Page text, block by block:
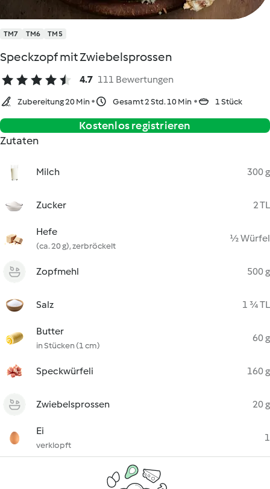
TM7 TM6 TM5
Speckzopf mit Zwiebelsprossen
4.7 111 Bewertungen
Zubereitung 20 Min Gesamt 2 Std. 10 Min 1 Stück
Kostenlos registrieren
Zutaten
Milch 300 g
Zucker 2 TL
Hefe
(ca. 20 g), zerbröckelt
½ Würfel
Zopfmehl 500 g
Salz 1 ¾ TL
Butter
in Stücken (1 cm)
60 g
Speckwürfeli 160 g
Zwiebelsprossen 20 g
Ei
verklopft
1